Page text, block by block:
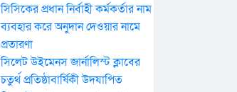
সিসিকের প্রধান নির্বাহী কর্মকর্তার নাম
ব্যবহার করে অনুদান দেওয়ার নামে
প্রতারণা
সিলেট উইমেনস জার্নালিস্ট ক্লাবের
চতুর্থ প্রতিষ্ঠাবার্ষিকী উদযাপিত